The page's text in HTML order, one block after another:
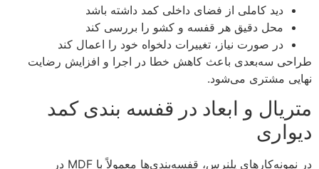
دید کاملی از فضای داخلی کمد داشته باشد
محل دقیق هر قفسه و کشو را بررسی کند
در صورت نیاز، تغییرات دلخواه خود را اعمال کند
طراحی سه‌بعدی باعث کاهش خطا در اجرا و افزایش رضایت
نهایی مشتری می‌شود.
متریال و ابعاد در قفسه بندی کمد
دیواری
در نمونه‌کارهای پلنرس، قفسه‌بندی‌ها معمولاً با MDF در